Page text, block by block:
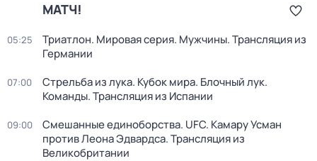
МАТЧ!
05:25
Триатлон. Мировая серия. Мужчины. Трансляция из
Германии
07:00
Стрельба из лука. Кубок мира. Блочный лук.
Команды. Трансляция из Испании
09:00
Смешанные единоборства. UFC. Камару Усман
против Леона Эдвардса. Трансляция из
Великобритании